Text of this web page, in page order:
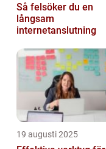
Så felsöker du en
långsam
internetanslutning
19 augusti 2025